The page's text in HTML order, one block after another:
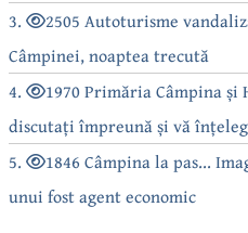
3.
2505 Autoturisme
Câmpinei, noaptea trecută
4.
1970 Primăria Câmpina și
discutați împreună și vă
5.
1846 Câmpina la pas...
unui fost agent economic